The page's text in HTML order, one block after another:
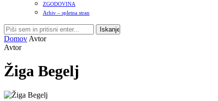
ZGODOVINA
Arhiv – spletna stran
Domov Avtor
Avtor
Žiga Begelj